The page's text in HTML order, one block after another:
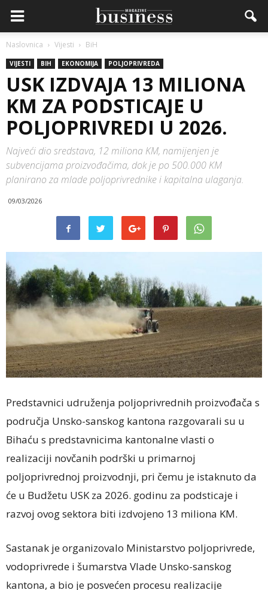
Naslovnica Vijesti BiH
VIJESTI BIH EKONOMIJA POLJOPRIVREDA
USK IZDVAJA 13 MILIONA
KM ZA PODSTICAJE U
POLJOPRIVREDI U 2026.
Najveći dio sredstava, 12 miliona KM, namijenjen je
subvencijama proizvođačima, dok je po 500.000 KM
planirano za mlade poljoprivrednike i kapitalna ulaganja.
09/03/2026
Predstavnici udruženja poljoprivrednih proizvođača s
područja Unsko-sanskog kantona razgovarali su u
Bihaću s predstavnicima kantonalne vlasti o
realizaciji novčanih podrški u primarnoj
poljoprivrednoj proizvodnji, pri čemu je istaknuto da
će u Budžetu USK za 2026. godinu za podsticaje i
razvoj ovog sektora biti izdvojeno 13 miliona KM.
Sastanak je organizovalo Ministarstvo poljoprivrede,
vodoprivrede i šumarstva Vlade Unsko-sanskog
kantona, a bio je posvećen procesu realizacije